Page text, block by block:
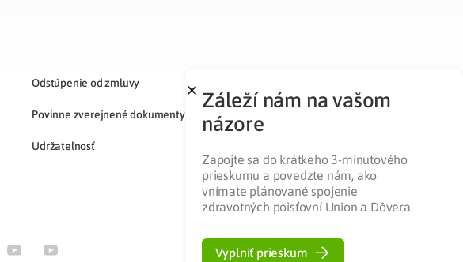
Odstúpenie od zmluvy
Povinne zverejnené dokumenty
Udržateľnosť
Záleží nám na vašom
názore
Zapojte sa do krátkeho 3-minutového
prieskumu a povedzte nám, ako
vnímate plánované spojenie
zdravotných poisťovní Union a Dôvera.
Vyplniť prieskum